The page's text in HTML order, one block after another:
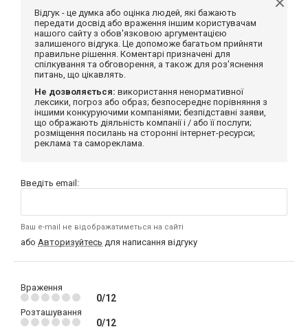
Відгук - це думка або оцінка людей, які бажають
передати досвід або враження іншим користувачам
нашого сайту з обов'язковою аргументацією
залишеного відгука. Це допоможе багатьом прийняти
правильне рішення. Коментарі призначені для
спілкування та обговорення, а також для роз'яснення
питань, що цікавлять.
Не дозволяється: використання ненормативної
лексики, погроз або образ; безпосереднє порівняння з
іншими конкуруючими компаніями; безпідставні заяви,
що ображають діяльність компанії і / або її послуги;
розміщення посилань на сторонні інтернет-ресурси;
реклама та самореклама.
Введіть email:
Ваш e-mail не відображатиметься на сайті
або Авторизуйтесь для написання відгуку
Враження
0/12
Розташування
0/12